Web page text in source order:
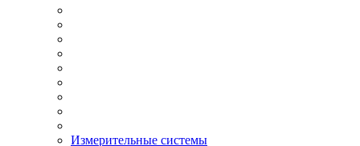
Измерительные системы